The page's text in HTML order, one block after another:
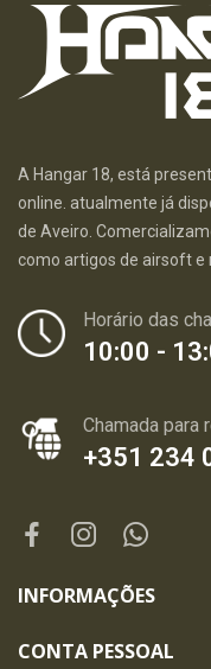
A Hangar 18, está
online. atualmente já
de Aveiro.
como artigos de airsoft e
Horário das
10:00 -
Chamada para
+351 234
INFORMAÇÕES
CONTA PESSOAL